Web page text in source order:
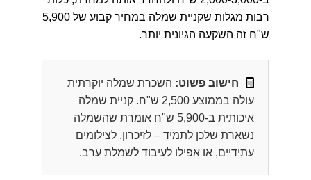
רבות מגלות שקניית שמלה במחיר קבוע של 5,900
ש"ח זה השקעה הגיונית יותר.
חישוב פשוט: השכרת שמלה יוקרתית
עולה בממוצע 2,500 ש"ח. קניית שמלה
איכותית ב-5,900 ש"ח אומרת שהשמלה
נשארת שלכן לתמיד – לזיכרון, לצילומים
עתידיים, או אפילו לעיבוד לשמלת ערב.